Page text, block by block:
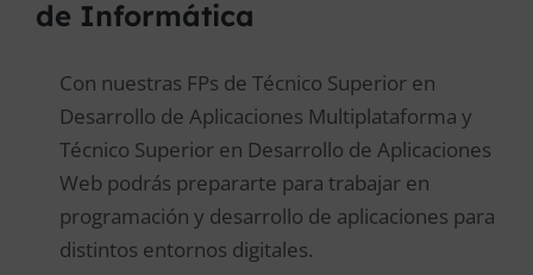
de Informática
Con nuestras FPs de Técnico Superior en
Desarrollo de Aplicaciones Multiplataforma y
Técnico Superior en Desarrollo de Aplicaciones
Web podrás prepararte para trabajar en
programación y desarrollo de aplicaciones para
distintos entornos digitales.